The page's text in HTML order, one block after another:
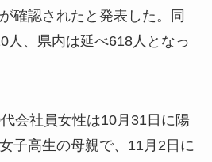
が確認されたと 発表した。同
人、県内は延べ618人となっ
会社員女性は10月31日に陽
子高生の母親で、11月2日に